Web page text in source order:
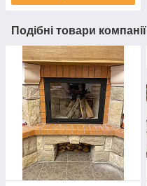
Подібні товари компанії